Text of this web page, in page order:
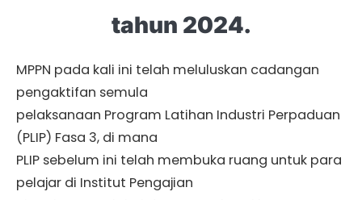
tahun 2024.
MPPN pada kali ini telah meluluskan cadangan
pengaktifan semula
pelaksanaan Program Latihan Industri Perpaduan
(PLIP) Fasa 3, di mana
PLIP sebelum ini telah membuka ruang untuk para
pelajar di Institut Pengajian